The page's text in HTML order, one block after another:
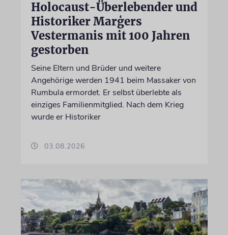
Holocaust-Überlebender und
Historiker Marģers
Vestermanis mit 100 Jahren
gestorben
Seine Eltern und Brüder und weitere
Angehörige werden 1941 beim Massaker von
Rumbula ermordet. Er selbst überlebte als
einziges Familienmitglied. Nach dem Krieg
wurde er Historiker
03.08.2026